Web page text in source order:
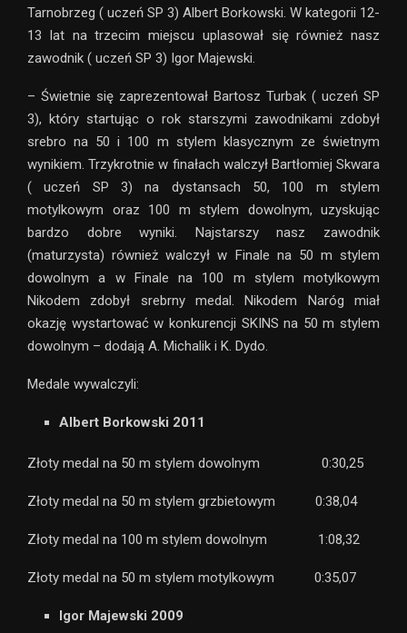
Tarnobrzeg ( uczeń SP 3) Albert Borkowski. W kategorii 12-
13 lat na trzecim miejscu uplasował się również nasz
zawodnik ( uczeń SP 3) Igor Majewski.
– Świetnie się zaprezentował Bartosz Turbak ( uczeń SP
3), który startując o rok starszymi zawodnikami zdobył
srebro na 50 i 100 m stylem klasycznym ze świetnym
wynikiem. Trzykrotnie w finałach walczył Bartłomiej Skwara
( uczeń SP 3) na dystansach 50, 100 m stylem
motylkowym oraz 100 m stylem dowolnym, uzyskując
bardzo dobre wyniki. Najstarszy nasz zawodnik
(maturzysta) również walczył w Finale na 50 m stylem
dowolnym a w Finale na 100 m stylem motylkowym
Nikodem zdobył srebrny medal. Nikodem Naróg miał
okazję wystartować w konkurencji SKINS na 50 m stylem
dowolnym – dodają A. Michalik i K. Dydo.
Medale wywalczyli:
Albert Borkowski 2011
Złoty medal na 50 m stylem dowolnym 0:30,25
Złoty medal na 50 m stylem grzbietowym 0:38,04
Złoty medal na 100 m stylem dowolnym 1:08,32
Złoty medal na 50 m stylem motylkowym 0:35,07
Igor Majewski 2009